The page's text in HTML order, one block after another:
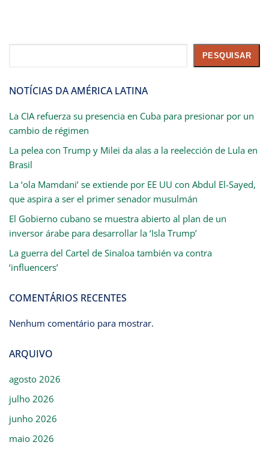
PESQUISAR
NOTÍCIAS DA AMÉRICA LATINA
La CIA refuerza su presencia en Cuba para presionar por un
cambio de régimen
La pelea con Trump y Milei da alas a la reelección de Lula en
Brasil
La ‘ola Mamdani’ se extiende por EE UU con Abdul El-Sayed,
que aspira a ser el primer senador musulmán
El Gobierno cubano se muestra abierto al plan de un
inversor árabe para desarrollar la ‘Isla Trump’
La guerra del Cartel de Sinaloa también va contra
‘influencers’
COMENTÁRIOS RECENTES
Nenhum comentário para mostrar.
ARQUIVO
agosto 2026
julho 2026
junho 2026
maio 2026